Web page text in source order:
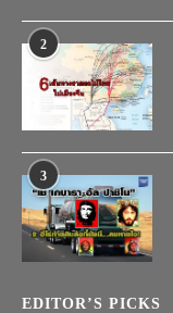
2
3
EDITOR’S PICKS